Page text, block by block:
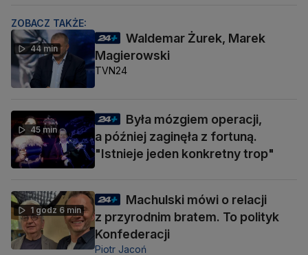
ZOBACZ TAKŻE:
44 min
Waldemar Żurek, Marek
Magierowski
TVN24
45 min
Była mózgiem operacji,
a później zaginęła z fortuną.
"Istnieje jeden konkretny trop"
1 godz 6 min
Machulski mówi o relacji
z przyrodnim bratem. To polityk
Konfederacji
Piotr Jacoń